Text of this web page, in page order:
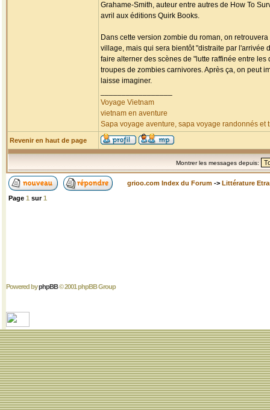
Grahame-Smith, auteur entre autres de How To
avril aux éditions Quirk Books.
Dans cette version zombie du roman, on
village, mais qui sera bientôt "distraite par l'arrivée
faire alterner des scènes de "lutte raffinée entre
troupes de zombies carnivores. Après ça, on peut
laisse imaginer.
Voyage Vietnam
vietnam en aventure
Sapa voyage aventure, sapa voyage randonnés et
Revenir en haut de page
Montrer les messages depuis:
grioo.com Index du Forum -> Littérature
Page 1 sur1
Powered byphpBB© 2001 phpBB Group